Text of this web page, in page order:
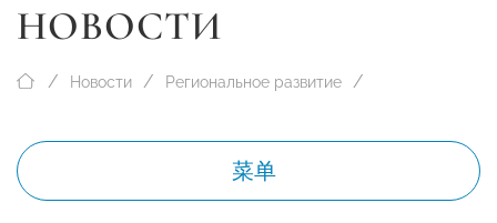
НОВОСТИ
Новости Региональное развитие
菜单